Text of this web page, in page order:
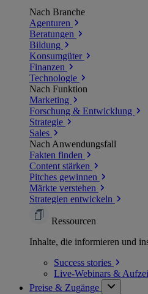
Nach Branche
Agenturen
Beratungen
Bildung
Konsumgüter
Finanzen
Technologie
Nach Funktion
Marketing
Forschung & Entwicklung
Strategie
Sales
Nach Anwendungsfall
Fakten finden
Content stärken
Pitches gewinnen
Märkte verstehen
Strategien entwickeln
Ressourcen
Inhalte, die informieren und
Success stories
Live-Webinars &
Preise & Zugänge